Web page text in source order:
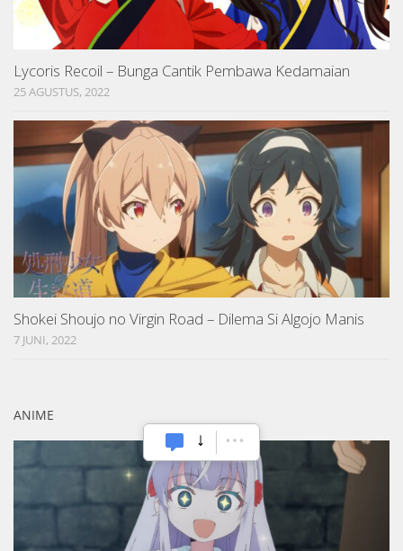
Lycoris Recoil – Bunga Cantik Pembawa Kedamaian
25 AGUSTUS, 2022
Shokei Shoujo no Virgin Road – Dilema Si Algojo Manis
7 JUNI, 2022
ANIME